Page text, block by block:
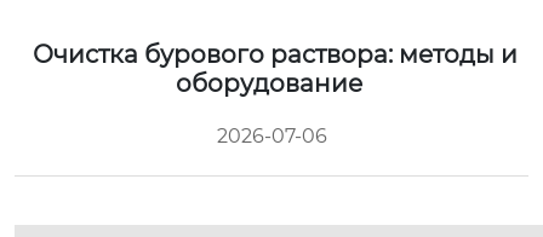
Очистка бурового раствора: методы и
оборудование
2026-07-06